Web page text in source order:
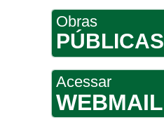
Obras
PÚBLICAS
Acessar
WEBMAIL